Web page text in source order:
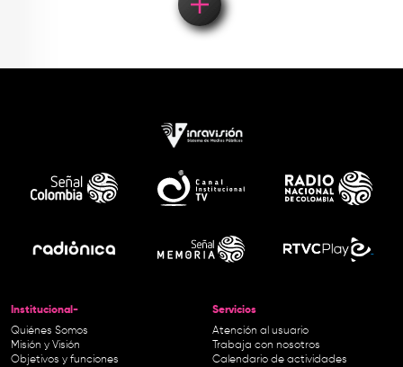
Institucional-
Quiénes Somos
Misión y Visión
Objetivos y funciones
Servicios
Atención al usuario
Trabaja con nosotros
Calendario de actividades